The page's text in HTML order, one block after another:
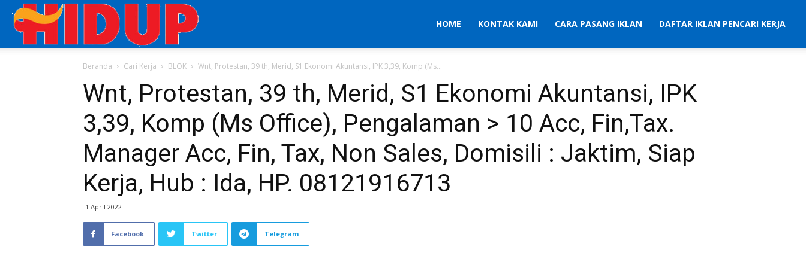
Cari
Kerja
HOME KONTAK KAMI CARA PASANG IKLAN DAFTAR IKLAN PENCARI KERJA
Beranda Cari Kerja BLOK Wnt, Protestan, 39 th, Merid, S1 Ekonomi Akuntansi, IPK 3,39, Komp (Ms...
Wnt, Protestan, 39 th, Merid, S1 Ekonomi Akuntansi, IPK
3,39, Komp (Ms Office), Pengalaman > 10 Acc, Fin,Tax.
Manager Acc, Fin, Tax, Non Sales, Domisili : Jaktim, Siap
Kerja, Hub : Ida, HP. 08121916713
1 April 2022
Facebook Twitter Telegram